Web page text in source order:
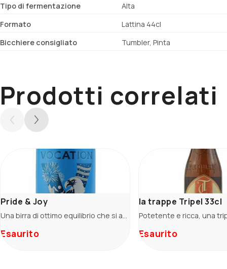
Tipo di fermentazione
Alta
Formato
Lattina 44cl
Bicchiere consigliato
Tumbler, Pinta
Prodotti correlati
Pride & Joy
Una birra di ottimo equilibrio che si apre su toni dolci e maltati per poi lasciare spazio alla luppolatura in stile West Coast. Morbida al palato dove su una base con note di crosta di pane e marmellata di agrumi, emergono note di scorza di pompelmo e frutta tropicale. In chiusura un amaro gentile e una piacevole vena erbacea.
Esaurito
la trappe Tripel 33cl
Esaurito